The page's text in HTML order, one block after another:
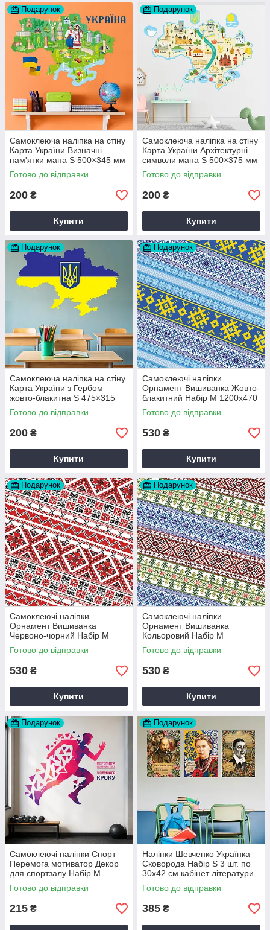
Подарунок
Самоклеюча наліпка на стіну
Карта України Визначні
пам'ятки мапа S 500×345 мм
матова Happy Pocket
D202637
Готово до відправки
200 ₴
Купити
Подарунок
Самоклеюча наліпка на стіну
Карта України Архітектурні
символи мапа S 500×375 мм
матова Happy Pocket
D202638
Готово до відправки
200 ₴
Купити
Подарунок
Самоклеюча наліпка на стіну
Карта України з Гербом
жовто-блакитна S 475×315
мм матова Happy Pocket
D202639
Готово до відправки
200 ₴
Купити
Подарунок
Самоклеючі наліпки
Орнамент Вишиванка Жовто-
блакитний Набір M 1200х470
мм 3 смуги матова Happy
Pocket D202625
Готово до відправки
530 ₴
Купити
Подарунок
Самоклеючі наліпки
Орнамент Вишиванка
Червоно-чорний Набір M
1200х470 мм 3 смуги матова
Happy Pocket D202632
Готово до відправки
530 ₴
Купити
Подарунок
Самоклеючі наліпки
Орнамент Вишиванка
Кольоровий Набір M
1200х470 мм 3 смуги матова
Happy Pocket D202633
Готово до відправки
530 ₴
Купити
Подарунок
Самоклеючі наліпки Спорт
Перемога мотиватор Декор
для спортзалу Набір M
570х355 мм матова Happy
Pocket D202640
Готово до відправки
215 ₴
Подарунок
Наліпки Шевченко Українка
Сковорода Набір S 3 шт. по
30х42 см кабінет літератури
матова Happy Pocket
D202641
Готово до відправки
385 ₴